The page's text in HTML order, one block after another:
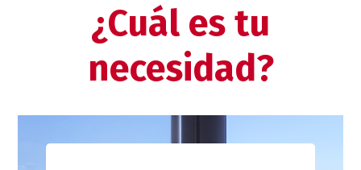
¿Cuál es tu
necesidad?